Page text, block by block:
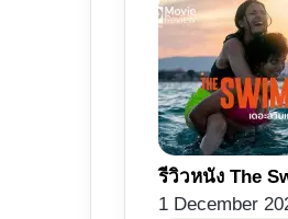
รีวิวหนัง The
1 December